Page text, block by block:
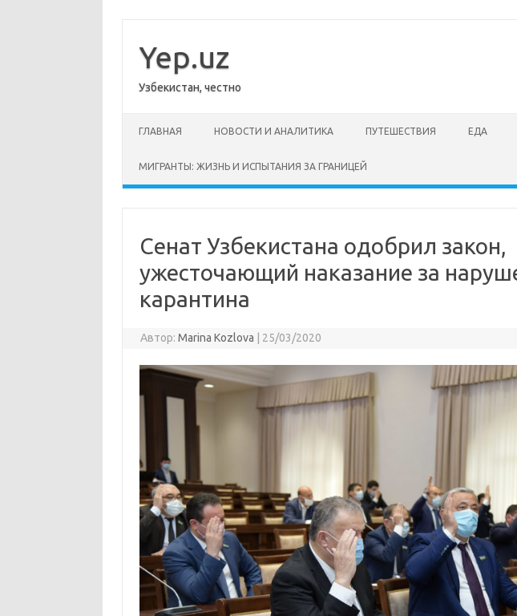
содержимому
Yep.uz
Узбекистан, честно
ГЛАВНАЯ НОВОСТИ И АНАЛИТИКА ПУТЕШЕСТВИЯ ЕДА
МИГРАНТЫ: ЖИЗНЬ И ИСПЫТАНИЯ ЗА ГРАНИЦЕЙ
Сенат Узбекистана одобрил закон,
ужесточающий наказание за
карантина
Автор: Marina Kozlova 25/03/2020